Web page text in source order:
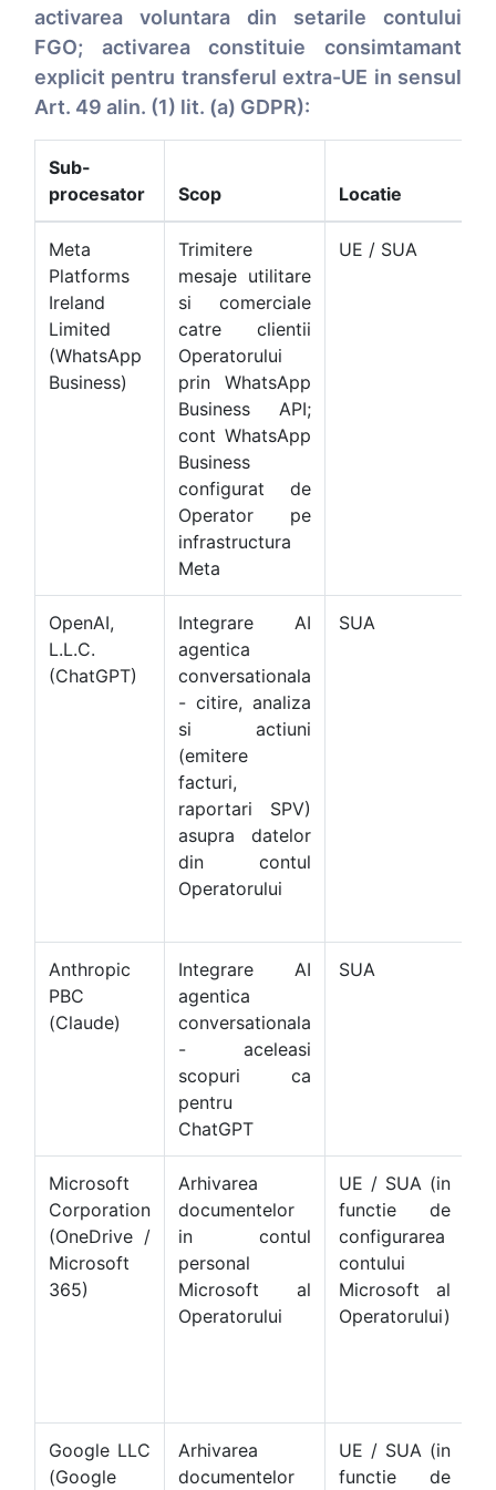
activarea voluntara din setarile contului
FGO; activarea constituie consimtamant
explicit pentru transferul extra-UE in sensul
Art. 49 alin. (1) lit. (a) GDPR):
Sub-
procesator
Scop Locatie
Meta
Platforms
Ireland
Limited
(WhatsApp
Business)
Trimitere
mesaje utilitare
si comerciale
catre clientii
Operatorului
prin WhatsApp
Business API;
cont WhatsApp
Business
configurat de
Operator pe
infrastructura
Meta
UE / SUA
OpenAI,
L.L.C.
(ChatGPT)
Integrare AI
agentica
conversationala
- citire, analiza
si actiuni
(emitere
facturi,
raportari SPV)
asupra datelor
din contul
Operatorului
SUA
Anthropic
PBC
(Claude)
Integrare AI
agentica
conversationala
- aceleasi
scopuri ca
pentru
ChatGPT
SUA
Microsoft
Corporation
(OneDrive /
Microsoft
365)
Arhivarea
documentelor
in contul
personal
Microsoft al
Operatorului
UE / SUA (in
functie de
configurarea
contului
Microsoft al
Operatorului)
Google LLC
(Google
Arhivarea
documentelor
UE / SUA (in
functie de